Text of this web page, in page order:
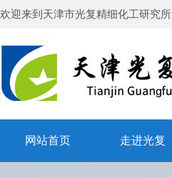
欢迎来到 天津市光复精细化工研究所
网站首页 走进光复